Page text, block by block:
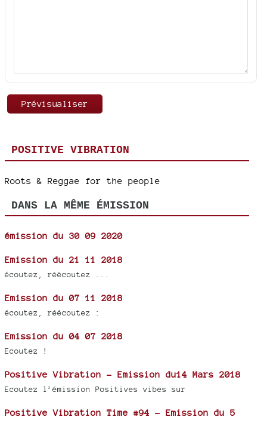
POSITIVE VIBRATION
Roots & Reggae for the people
DANS LA MÊME ÉMISSION
émission du 30 09 2020
Emission du 21 11 2018
écoutez, réécoutez ...
Emission du 07 11 2018
écoutez, réécoutez :
Emission du 04 07 2018
Ecoutez !
Positive Vibration - Emission du14 Mars 2018
Ecoutez l’émission Positives vibes sur
Positive Vibration Time #94 - Emission du 5